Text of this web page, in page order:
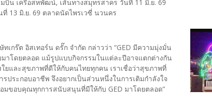
น เครือสหพัฒน์, เส้นทางสมุทรสาคร วันที่ 11 มิ.ย. 69
13 มิ.ย. 69 ตลาดนัดไพรเวซี่ นวนคร
กร๊ต อิสเทอร์น ดรั๊ก จำกัด กล่าวว่า “GED มีความมุ่งมั่น
โดยตลอด แม้รูปแบบกิจกรรมในแต่ละปีอาจแตกต่างกัน
ยและสุขภาพที่ดีให้กับคนไทยทุกคน เราเชื่อว่าสุขภาพที่
ระกอบอาชีพ จึงอยากเป็นส่วนหนึ่งในการเติมกำลังใจ
มขอบคุณทุกการสนับสนุนที่มีให้กับ GED มาโดยตลอด”